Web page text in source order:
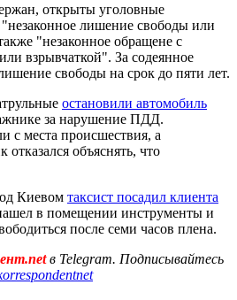
открыты уголовные
"незаконное лишение свободы или
"незаконное обращене с
взрывчаткой". За содеянное
свободы на срок до пяти лет.
остановили автомобиль
за нарушение ПДД.
с места происшествия, а
объяснять, что
Киевом таксист посадил клиента
в помещении инструменты и
после семи часов плена.
в Telegram. Подписывайтесь